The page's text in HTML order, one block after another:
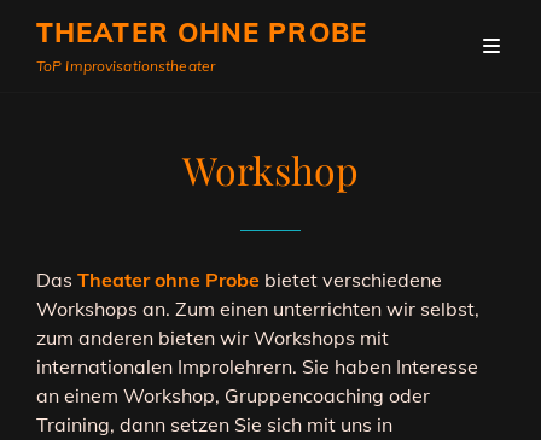
THEATER OHNE PROBE
ToP Improvisationstheater
Workshop
Das Theater ohne Probe bietet verschiedene
Workshops an. Zum einen unterrichten wir selbst,
zum anderen bieten wir Workshops mit
internationalen Improlehrern. Sie haben Interesse
an einem Workshop, Gruppencoaching oder
Training, dann setzen Sie sich mit uns in